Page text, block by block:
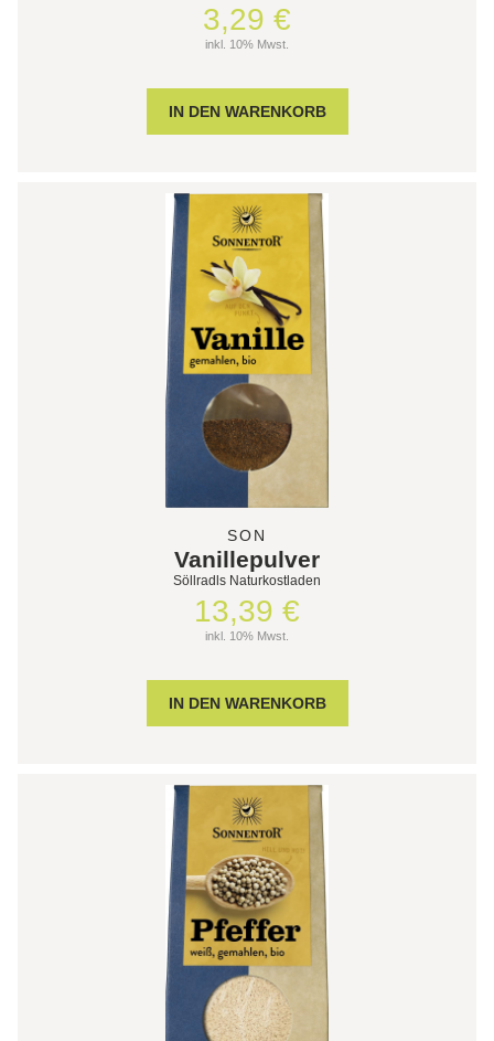
3,29 €
inkl. 10% Mwst.
SON
Vanillepulver
Söllradls Naturkostladen
13,39 €
inkl. 10% Mwst.